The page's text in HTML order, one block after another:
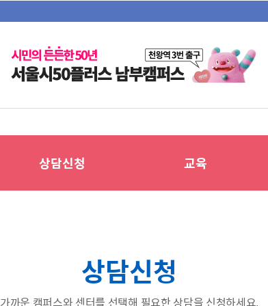
상담신청 교육
상담신청
가까운 캠퍼스와 센터를 선택해 필요한 상담을 신청하세요.